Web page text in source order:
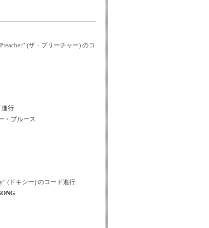
(ザ・プリーチャー) のコ
行
ブルース
(ドキシー) のコード進行